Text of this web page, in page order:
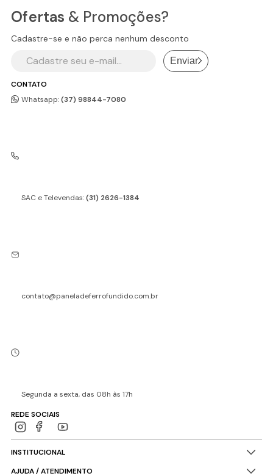
CONTATO
Whatsapp:(37) 98844-7080
SAC e Televendas:(31) 2626-1384
contato@paneladeferrofundido.com.br
Segunda a sexta, das 08h às 17h
REDE SOCIAIS
INSTITUCIONAL
AJUDA / ATENDIMENTO
Ofertas & Promoções?
Cadastre-se e não perca nenhum desconto
Enviar